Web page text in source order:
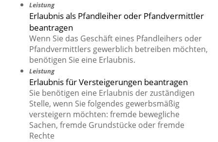
Leistung
Erlaubnis als Pfandleiher oder Pfandvermittler
beantragen
Wenn Sie das Geschäft eines Pfandleihers oder
Pfandvermittlers gewerblich betreiben möchten,
benötigen Sie eine Erlaubnis.
Leistung
Erlaubnis für Versteigerungen beantragen
Sie benötigen eine Erlaubnis der zuständigen
Stelle, wenn Sie folgendes gewerbsmäßig
versteigern möchten: fremde bewegliche
Sachen, fremde Grundstücke oder fremde
Rechte